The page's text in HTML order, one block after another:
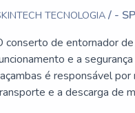
TECNOLOGIA/ - SP
conserto de entornador
e a
é responsável
e a descarga de